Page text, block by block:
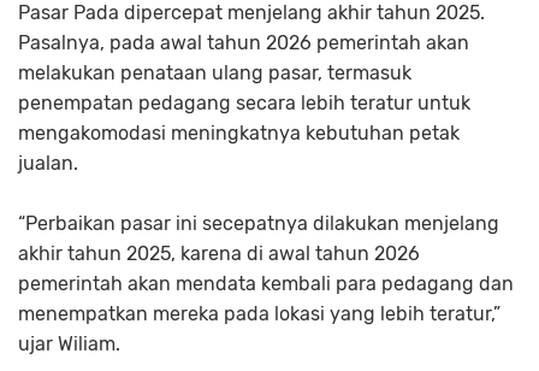
Pasar Pada dipercepat menjelang akhir tahun 2025.
Pasalnya, pada awal tahun 2026 pemerintah akan
melakukan penataan ulang pasar, termasuk
penempatan pedagang secara lebih teratur untuk
mengakomodasi meningkatnya kebutuhan petak
jualan.
“Perbaikan pasar ini secepatnya dilakukan menjelang
akhir tahun 2025, karena di awal tahun 2026
pemerintah akan mendata kembali para pedagang dan
menempatkan mereka pada lokasi yang lebih teratur,”
ujar Wiliam.